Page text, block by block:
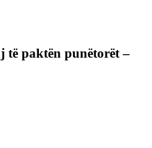
të paktën punëtorët –